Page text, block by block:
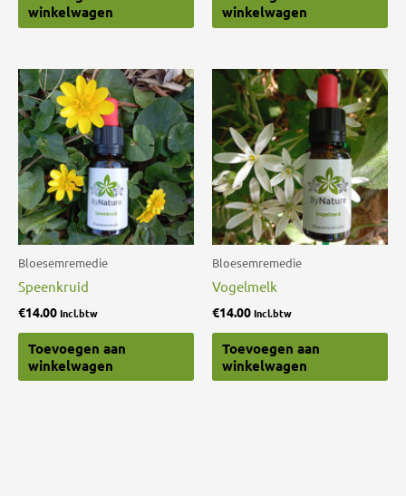
winkelwagen
winkelwagen
Bloesemremedie
Speenkruid
€14.00Incl.btw
Toevoegen aan
winkelwagen
Bloesemremedie
Vogelmelk
€14.00Incl.btw
Toevoegen aan
winkelwagen